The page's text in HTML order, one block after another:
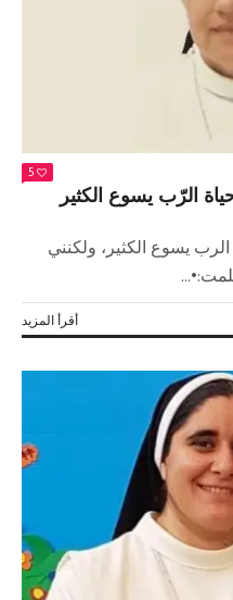
5
الرّب يسوع الكثير
يسوع الكثير، ولكنني
أقرأ المزيد